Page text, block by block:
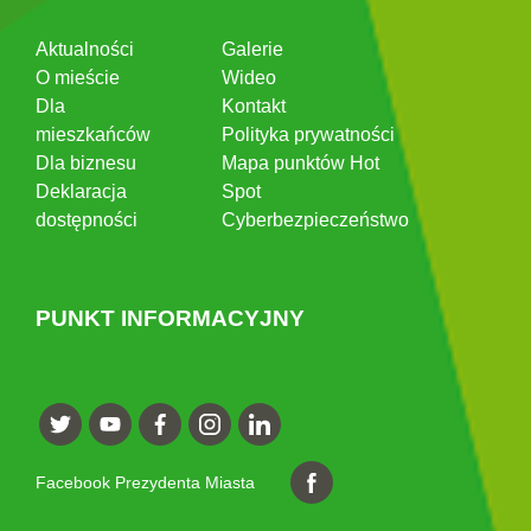
Aktualności
O mieście
Dla
mieszkańców
Dla biznesu
Deklaracja
dostępności
Galerie
Wideo
Kontakt
Polityka prywatności
Mapa punktów Hot
Spot
Cyberbezpieczeństwo
PUNKT INFORMACYJNY
Facebook Prezydenta Miasta